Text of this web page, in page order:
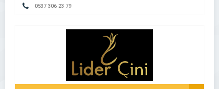
0537 306 23 79